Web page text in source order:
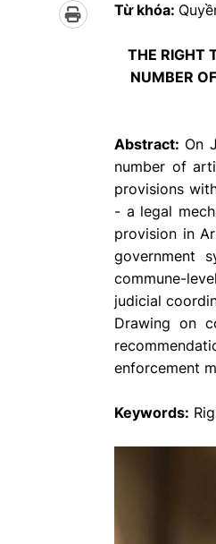
Từ khóa:
THE RIGHT
NUMBER
Abstract: On
number of
provisions
- a legal
provision in
government
commune-
judicial
Drawing on
enforcement
Keywords: